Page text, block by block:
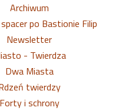
Archiwum
po Bastionie Filip
Newsletter
- Twierdza
Dwa Miasta
twierdzy
Forty i schrony